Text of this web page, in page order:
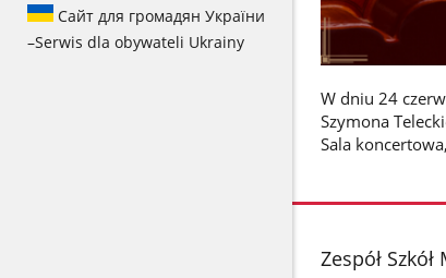
Сайт для громадян України
–Serwis dla obywateli Ukrainy
W dniu 24
Szymona
Sala
stopka
Zespół